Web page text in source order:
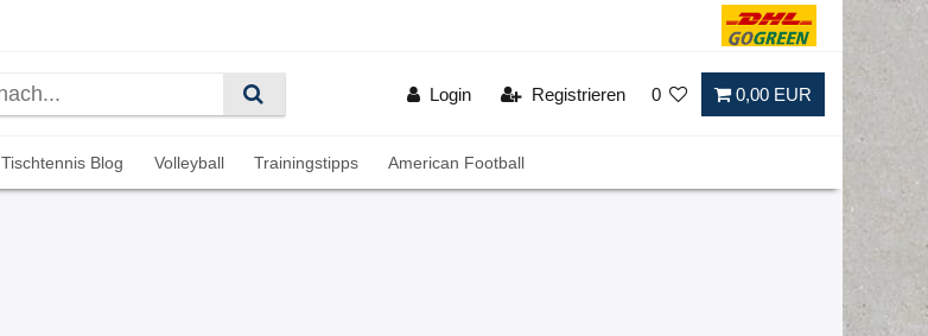
Login Registrieren 0 0,00 EUR
Tischtennis Blog Volleyball Trainingstipps American Football